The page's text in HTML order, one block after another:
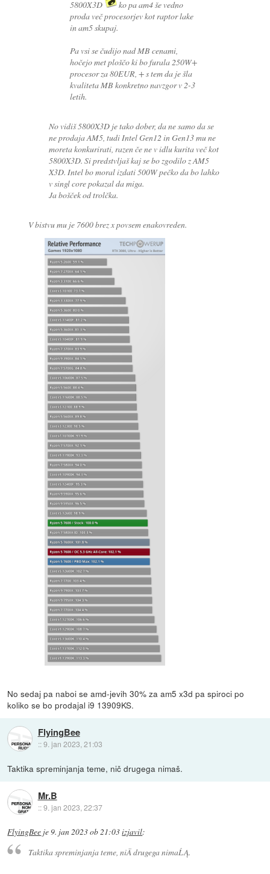
5800X3D
ko pa am4 še vedno
proda več procesorjev kot raptor lake
in am5 skupaj.
Pa vsi se čudijo nad MB cenami,
hočejo met ploščo ki bo furala 250W+
procesor za 80EUR, + s tem da je šla
kvaliteta MB konkretno navzgor v 2-3
letih.
No vidiš 5800X3D je tako dober, da ne samo da se
ne prodaja AM5, tudi Intel Gen12 in Gen13 mu ne
moreta konkurirati, razen če ne v idlu kurita več kot
5800X3D. Si predstvljaš kaj se bo zgodilo z AM5
X3D. Intel bo moral izdati 500W pečko da bo lahko
v singl core pokazal da miga.
Ja bošček od trolčka.
V bistvu mu je 7600 brez x povsem enakovreden.
No sedaj pa naboi se amd-jevih 30% za am5 x3d pa spiroci po
koliko se bo prodajal i9 13909KS.
FlyingBee
::9. jan 2023, 21:03
Taktika spreminjanja teme, nič drugega nimaš.
Mr.B
::9. jan 2023, 22:37
FlyingBee je9. jan 2023 ob 21:03izjavil:
Taktika spreminjanja teme, niÄ drugega nimaĹĄ.